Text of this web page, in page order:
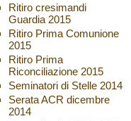
Ritiro cresimandi
Guardia 2015
Ritiro Prima Comunione
2015
Ritiro Prima
Riconciliazione 2015
Seminatori di Stelle 2014
Serata ACR dicembre
2014